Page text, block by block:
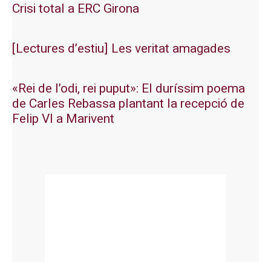
Crisi total a ERC Girona
[Lectures d’estiu] Les veritat amagades
«Rei de l’odi, rei puput»: El duríssim poema
de Carles Rebassa plantant la recepció de
Felip VI a Marivent